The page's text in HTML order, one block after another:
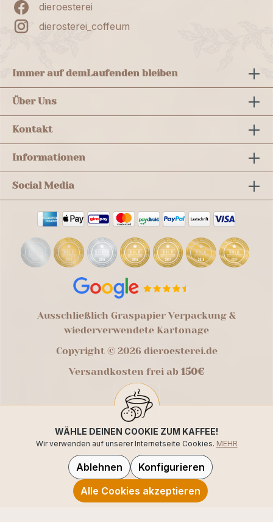
dieroesterei
dierosterei_coffeum
Immer auf demLaufenden bleiben
Über Uns
Kontakt
Informationen
Social Media
Ausschließlich Graspapier Verpackung &
wiederverwendete Kartonage
Copyright © 2026 dieroesterei.de
Versandkosten frei ab 150€
WÄHLE DEINEN COOKIE ZUM KAFFEE!
Wir verwenden auf unserer Internetseite Cookies. MEHR
Ablehnen
Konfigurieren
Alle Cookies akzeptieren